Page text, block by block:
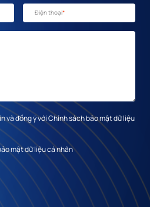
Điện thoại*
và đồng ý với Chính sách bảo mật dữ liệu
mật dữ liệu cá nhân